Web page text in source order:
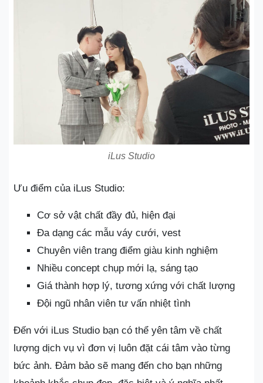
iLus Studio
Ưu điểm của iLus Studio:
Cơ sở vật chất đầy đủ, hiện đại
Đa dạng các mẫu váy cưới, vest
Chuyên viên trang điểm giàu kinh nghiệm
Nhiều concept chụp mới lạ, sáng tạo
Giá thành hợp lý, tương xứng với chất lượng
Đội ngũ nhân viên tư vấn nhiệt tình
Đến với iLus Studio bạn có thể yên tâm về chất
lượng dịch vụ vì đơn vị luôn đặt cái tâm vào từng
bức ảnh. Đảm bảo sẽ mang đến cho bạn những